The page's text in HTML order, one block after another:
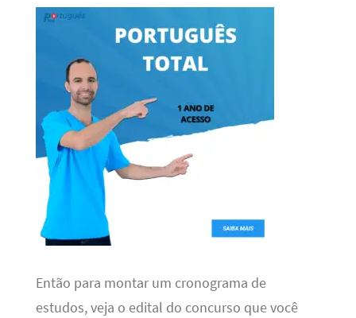
Então para montar um cronograma de
estudos, veja o edital do concurso que você